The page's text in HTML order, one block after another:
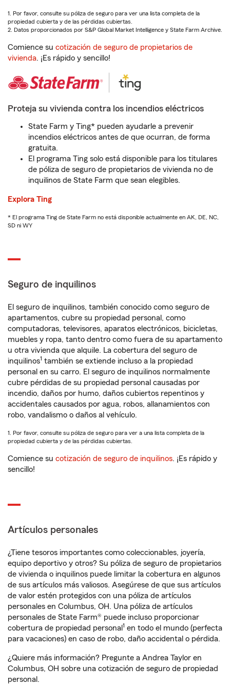
1. Por favor, consulte su póliza de seguro para ver una lista completa de la
propiedad cubierta y de las pérdidas cubiertas.
2. Datos proporcionados por S&P Global Market Intelligence y State Farm Archive.
Comience su cotización de seguro de propietarios de
vivienda. ¡Es rápido y sencillo!
Proteja su vivienda contra los incendios eléctricos
State Farm y Ting* pueden ayudarle a prevenir
incendios eléctricos antes de que ocurran, de forma
gratuita.
El programa Ting solo está disponible para los titulares
de póliza de seguro de propietarios de vivienda no de
inquilinos de State Farm que sean elegibles.
Explora Ting
* El programa Ting de State Farm no está disponible actualmente en AK, DE, NC,
SD ni WY
Seguro de inquilinos
El seguro de inquilinos, también conocido como seguro de
apartamentos, cubre su propiedad personal, como
computadoras, televisores, aparatos electrónicos, bicicletas,
muebles y ropa, tanto dentro como fuera de su apartamento
u otra vivienda que alquile. La cobertura del seguro de
inquilinos1 también se extiende incluso a la propiedad
personal en su carro. El seguro de inquilinos normalmente
cubre pérdidas de su propiedad personal causadas por
incendio, daños por humo, daños cubiertos repentinos y
accidentales causados por agua, robos, allanamientos con
robo, vandalismo o daños al vehículo.
1. Por favor, consulte su póliza de seguro para ver a una lista completa de la
propiedad cubierta y de las pérdidas cubiertas.
Comience su cotización de seguro de inquilinos. ¡Es rápido y
sencillo!
Artículos personales
¿Tiene tesoros importantes como coleccionables, joyería,
equipo deportivo y otros? Su póliza de seguro de propietarios
de vivienda o inquilinos puede limitar la cobertura en algunos
de sus artículos más valiosos. Asegúrese de que sus artículos
de valor estén protegidos con una póliza de artículos
personales en Columbus, OH. Una póliza de artículos
personales de State Farm® puede incluso proporcionar
cobertura de propiedad personal 1 en todo el mundo (perfecta
para vacaciones) en caso de robo, daño accidental o pérdida.
¿Quiere más información? Pregunte a Andrea Taylor en
Columbus, OH sobre una cotización de seguro de propiedad
personal.